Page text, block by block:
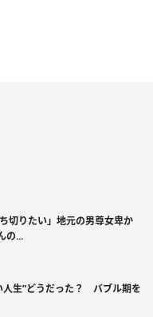
切りたい」地元の男尊女卑か
の...
人生”どうだった？ バブル期を